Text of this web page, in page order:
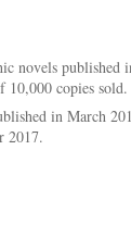
novels published
10,000 copies sold.
in March
2017.